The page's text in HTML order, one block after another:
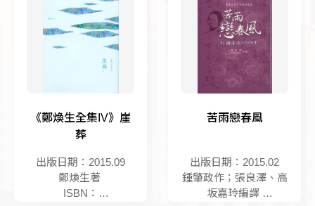
《鄭煥生全集IV》崖
葬
出版日期：2015.09
鄭煥生著
ISBN：
苦雨戀春風
出版日期：2015.02
鍾肇政作；張良澤、高
坂嘉玲編譯